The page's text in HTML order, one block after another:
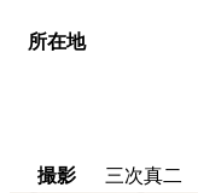
所在地
撮影 三次真二